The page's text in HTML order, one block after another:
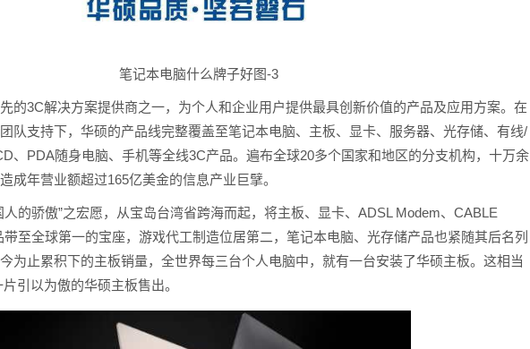
笔记本电脑什么牌子好图-3
的3C解决方案提供商之一，为个人和企业用户提供最具创新价值的产品及应用方案。在
队支持下，华硕的产品线完整覆盖至笔记本电脑、主板、显卡、服务器、光存储、有线/
、PDA随身电脑、手机等全线3C产品。遍布全球20多个国家和地区的分支机构，十万余
成年营业额超过165亿美金的信息产业巨擘。
人的骄傲”之宏愿，从宝岛台湾省跨海而起，将主板、显卡、ADSL Modem、CABLE
至全球第一的宝座，游戏代工制造位居第二，笔记本电脑、光存储产品也紧随其后名列
为止累积下的主板销量，全世界每三台个人电脑中，就有一台安装了华硕主板。这相当
引以为傲的华硕主板售出。